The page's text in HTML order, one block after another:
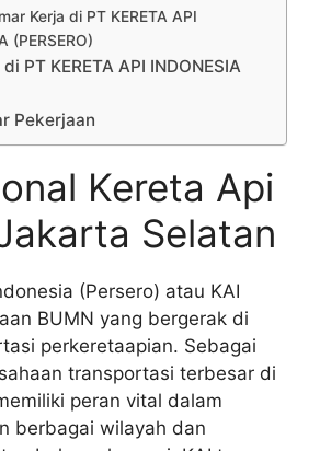
Kerja di PT KERETA API
(PERSERO)
PT KERETA API INDONESIA
Pekerjaan
Kereta Api
Selatan
(Persero) atau KAI
BUMN yang bergerak di
perkeretaapian. Sebagai
transportasi terbesar di
peran vital dalam
berbagai wilayah dan